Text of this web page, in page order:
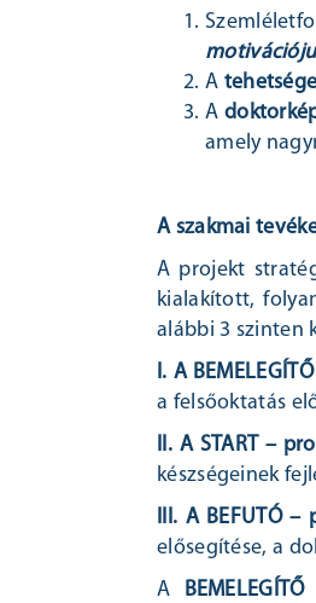
A
A
amely
A szakmai
A projekt
kialakított,
alábbi 3 szinten
I. A
a felsőoktatás
II. A START –
készségeinek
III. A BEFUTÓ –
elősegítése, a
A